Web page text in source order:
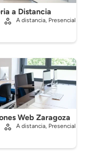
a Distancia
A distancia, Presencial
Web Zaragoza
A distancia, Presencial